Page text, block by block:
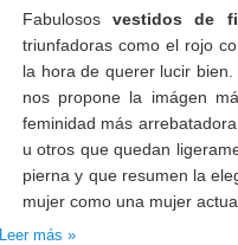
Fabulososvestidos de
triunfadoras como el rojo
la hora de querer lucir
nos propone la imágen
feminidad más
u otros que quedan
pierna y que resumen la
mujer como una mujer
Leer más »